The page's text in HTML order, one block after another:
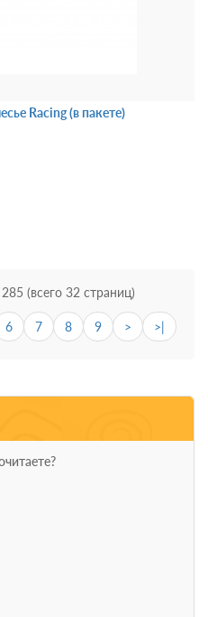
Racing (в пакете)
(всего 32 страниц)
6 7 8 9 > >|